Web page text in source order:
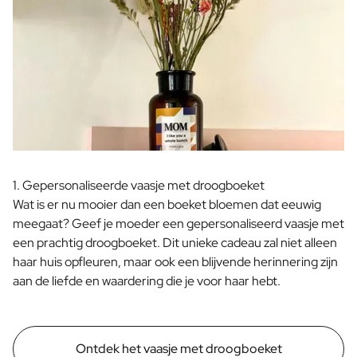
Pakket met Kaars & Geurstokjes
Gepersonaliseerd Verwenpakket
Olijfolie & Balsamico Pakket
Bekijk alle Cadeaupakketten
Verjaardagscadeau
Fotocadeau
Liefdes Cadeau
Feest Cadeau
Housewarming Cadeau
Rouwcadeau
Communie Bedankje
Black Friday Cadeau
1. Gepersonaliseerde vaasje met droogboeket
Wat is er nu mooier dan een boeket bloemen dat eeuwig
meegaat? Geef je moeder een gepersonaliseerd vaasje met
een prachtig droogboeket. Dit unieke cadeau zal niet alleen
haar huis opfleuren, maar ook een blijvende herinnering zijn
aan de liefde en waardering die je voor haar hebt.
Ontdek het vaasje met droogboeket